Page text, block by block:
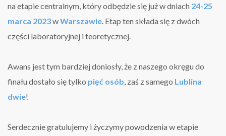
na etapie centralnym, który odbędzie się już w dniach 24-25
marca 2023wWarszawie . Etap ten składa się z dwóch
części laboratoryjnej i teoretycznej.
Awans jest tym bardziej doniosły, że z naszego okręgu do
finału dostało się tylko pięć osób , zaś z samego Lublina
dwie!
Serdecznie gratulujemy i życzymy powodzenia w etapie